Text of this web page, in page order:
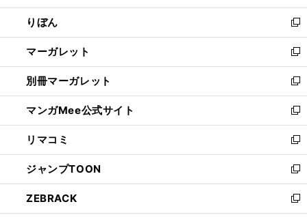
開
く
ウ
で
開
く
ン
ド
ウ
で
開
く
ウ
ィ
ン
ド
ウ
で
開
く
りぼん
新
し
い
ウ
ィ
ン
ド
ウ
で
開
く
マーガレット
新
し
い
ウ
ィ
ン
ド
ウ
で
開
く
別冊マーガレット
新
し
い
ウ
ィ
ン
ド
ウ
で
開
マンガMee公式サイト
新
し
い
ウ
ィ
ン
ド
ウ
リマコミ
新
し
い
ウ
ィ
ン
ジャンプTOON
新
し
い
ZEBRACK
新